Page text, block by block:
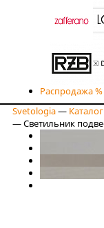
Распродажа %
Svetologia— Каталог
—Светильник